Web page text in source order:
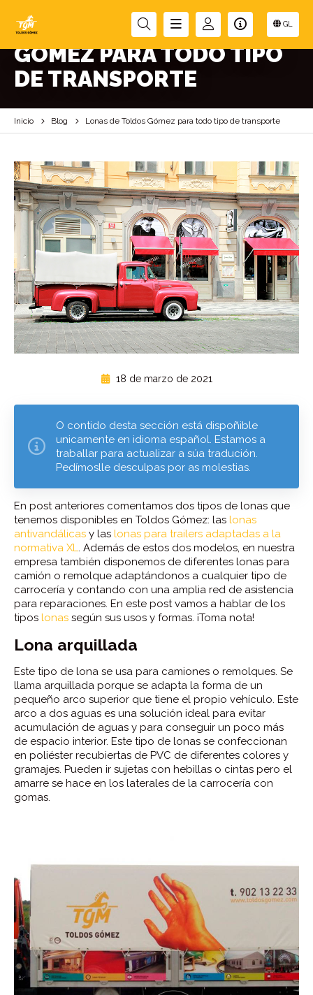
GL
LONAS DE TOLDOS
GÓMEZ PARA TODO TIPO
DE TRANSPORTE
Inicio Blog Lonas de Toldos Gómez para todo tipo de transporte
18 de marzo de 2021
O contido desta sección está dispoñible
unicamente en idioma español. Estamos a
traballar para actualizar a súa tradución.
Pedímoslle desculpas por as molestias.
En post anteriores comentamos dos tipos de lonas que
tenemos disponibles en Toldos Gómez: las lonas
antivandálicas y las lonas para trailers adaptadas a la
normativa XL. Además de estos dos modelos, en nuestra
empresa también disponemos de diferentes lonas para
camión o remolque adaptándonos a cualquier tipo de
carrocería y contando con una amplia red de asistencia
para reparaciones. En este post vamos a hablar de los
tipos lonas según sus usos y formas. ¡Toma nota!
Lona arquillada
Este tipo de lona se usa para camiones o remolques. Se
llama arquillada porque se adapta la forma de un
pequeño arco superior que tiene el propio vehículo. Este
arco a dos aguas es una solución ideal para evitar
acumulación de aguas y para conseguir un poco más
de espacio interior. Este tipo de lonas se confeccionan
en poliéster recubiertas de PVC de diferentes colores y
gramajes. Pueden ir sujetas con hebillas o cintas pero el
amarre se hace en los laterales de la carrocería con
gomas.